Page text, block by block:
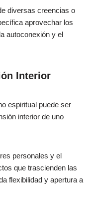
diversas creencias o
aprovechar los
autoconexión y el
Interior
espiritual puede ser
interior de uno
personales y el
que trascienden las
flexibilidad y apertura a